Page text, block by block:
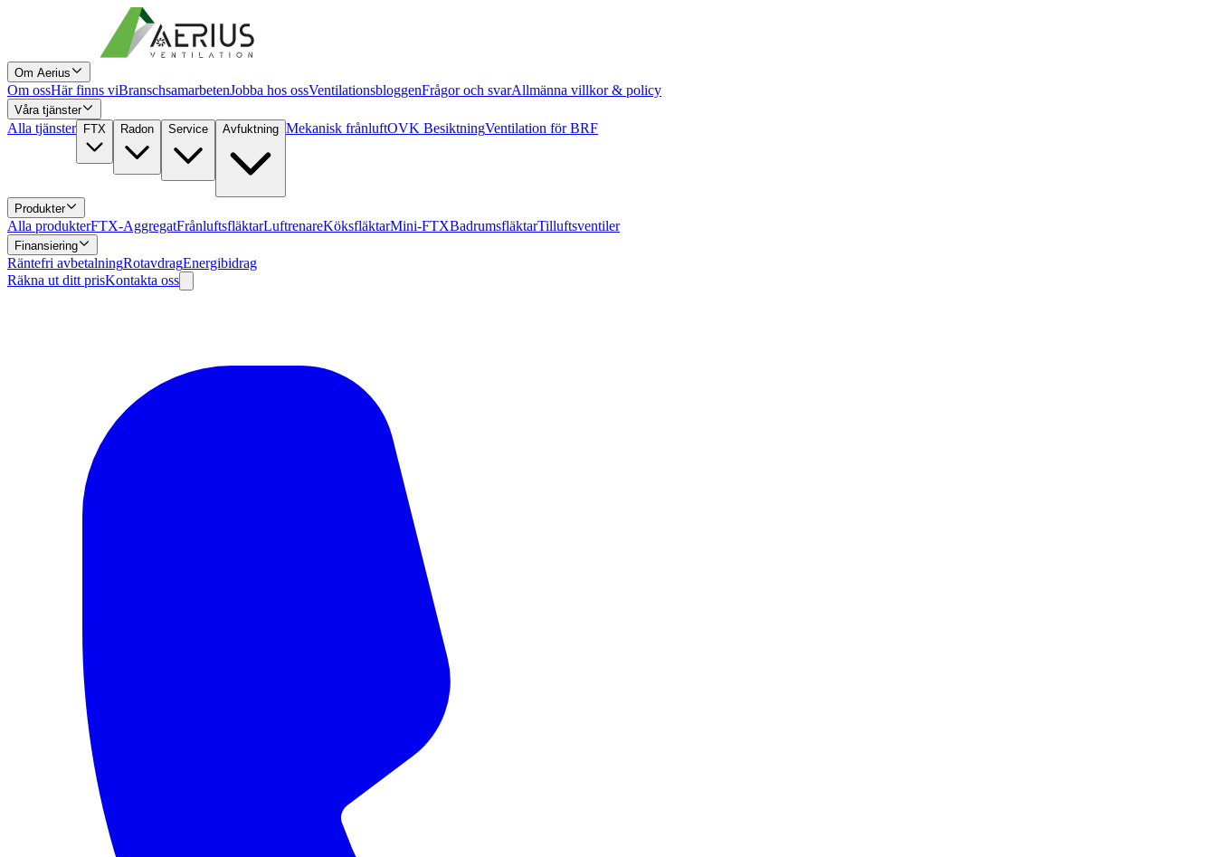
Om Aerius
Om ossHär finns viBranschsamarbetenJobba hos ossVentilationsbloggenFrågor och svarAllmänna villkor & policy
Våra tjänster
Alla tjänster FTX Radon Service Avfuktning Mekanisk frånluftOVK BesiktningVentilation för BRF
Produkter
Alla produkterFTX-AggregatFrånluftsfläktarLuftrenareKöksfläktarMini-FTXBadrumsfläktarTilluftsventiler
Finansiering
Räntefri avbetalningRotavdragEnergibidrag
Räkna ut ditt prisKontakta oss